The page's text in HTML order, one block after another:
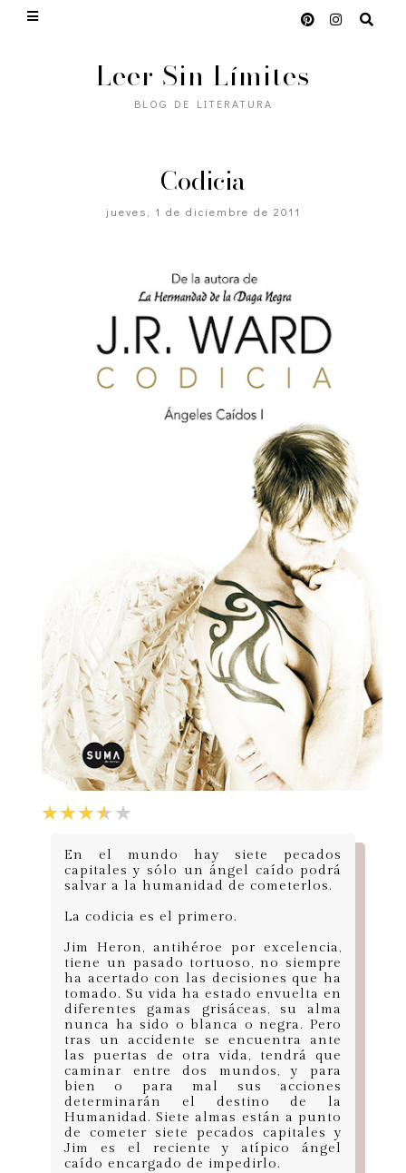
Leer Sin Límites
BLOG DE LITERATURA
Codicia
jueves, 1 de diciembre de 2011
En el mundo hay siete pecados
capitales y sólo un ángel caído podrá
salvar a la humanidad de cometerlos.
La codicia es el primero.
Jim Heron, antihéroe por excelencia,
tiene un pasado tortuoso, no siempre
ha acertado con las decisiones que ha
tomado. Su vida ha estado envuelta en
diferentes gamas grisáceas, su alma
nunca ha sido o blanca o negra. Pero
tras un accidente se encuentra ante
las puertas de otra vida, tendrá que
caminar entre dos mundos, y para
bien o para mal sus acciones
determinarán el destino de la
Humanidad. Siete almas están a punto
de cometer siete pecados capitales y
Jim es el reciente y atípico ángel
caído encargado de impedirlo.